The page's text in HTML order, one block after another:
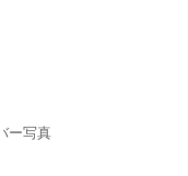
ー写真